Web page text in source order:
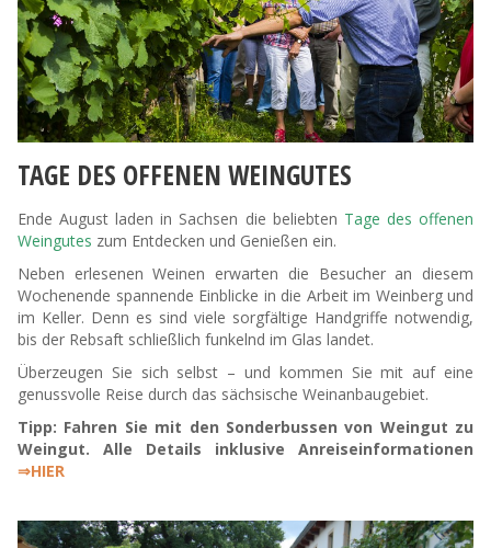
TAGE DES OFFENEN WEINGUTES
Ende August laden in Sachsen die beliebten Tage des offenen
Weingutes zum Entdecken und Genießen ein.
Neben erlesenen Weinen erwarten die Besucher an diesem
Wochenende spannende Einblicke in die Arbeit im Weinberg und
im Keller. Denn es sind viele sorgfältige Handgriffe notwendig,
bis der Rebsaft schließlich funkelnd im Glas landet.
Überzeugen Sie sich selbst – und kommen Sie mit auf eine
genussvolle Reise durch das sächsische Weinanbaugebiet.
Tipp: Fahren Sie mit den Sonderbussen von Weingut zu
Weingut. Alle Details inklusive Anreiseinformationen
⇒HIER